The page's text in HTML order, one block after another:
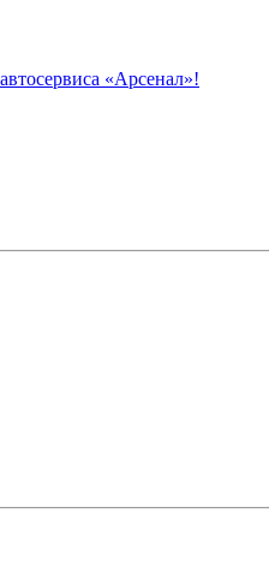
«Арсенал»!